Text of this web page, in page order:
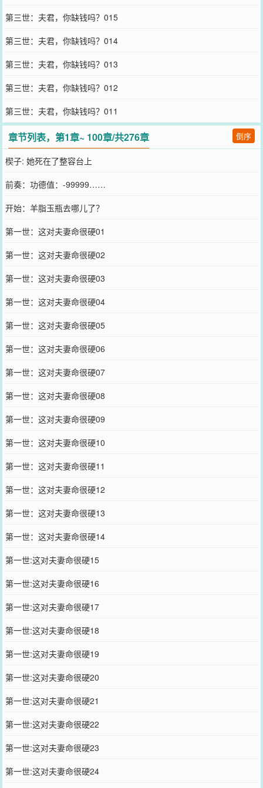
第三世：夫君，你缺钱吗？015
第三世：夫君，你缺钱吗？014
第三世：夫君，你缺钱吗？013
第三世：夫君，你缺钱吗？012
第三世：夫君，你缺钱吗？011
章节列表，第1章~ 100章/共276章 倒序
楔子: 她死在了整容台上
前奏：功德值：-99999……
开始：羊脂玉瓶去哪儿了？
第一世：这对夫妻命很硬01
第一世：这对夫妻命很硬02
第一世：这对夫妻命很硬03
第一世：这对夫妻命很硬04
第一世：这对夫妻命很硬05
第一世：这对夫妻命很硬06
第一世：这对夫妻命很硬07
第一世：这对夫妻命很硬08
第一世：这对夫妻命很硬09
第一世：这对夫妻命很硬10
第一世：这对夫妻命很硬11
第一世：这对夫妻命很硬12
第一世：这对夫妻命很硬13
第一世：这对夫妻命很硬14
第一世:这对夫妻命很硬15
第一世:这对夫妻命很硬16
第一世:这对夫妻命很硬17
第一世:这对夫妻命很硬18
第一世:这对夫妻命很硬19
第一世:这对夫妻命很硬20
第一世:这对夫妻命很硬21
第一世:这对夫妻命很硬22
第一世:这对夫妻命很硬23
第一世:这对夫妻命很硬24